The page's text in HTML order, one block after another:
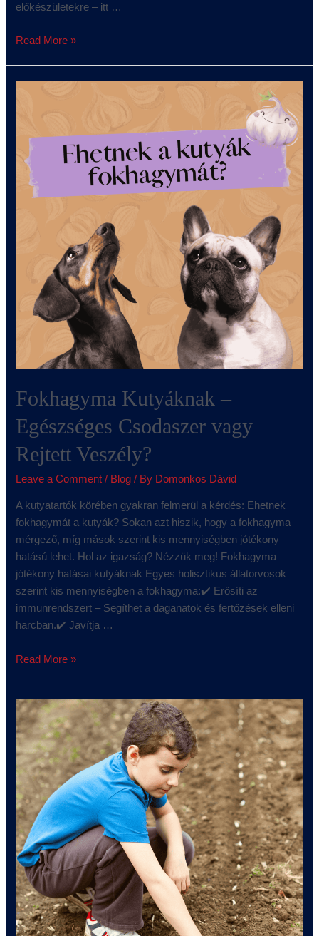
előkészületekre – itt …
Read More »
Fokhagyma Kutyáknak –
Egészséges Csodaszer vagy
Rejtett Veszély?
Leave a Comment / Blog / By Domonkos Dávid
A kutyatartók körében gyakran felmerül a kérdés: Ehetnek
fokhagymát a kutyák? Sokan azt hiszik, hogy a fokhagyma
mérgező, míg mások szerint kis mennyiségben jótékony
hatású lehet. Hol az igazság? Nézzük meg! Fokhagyma
jótékony hatásai kutyáknak Egyes holisztikus állatorvosok
szerint kis mennyiségben a fokhagyma:✔️ Erősíti az
immunrendszert – Segíthet a daganatok és fertőzések elleni
harcban.✔️ Javítja …
Read More »